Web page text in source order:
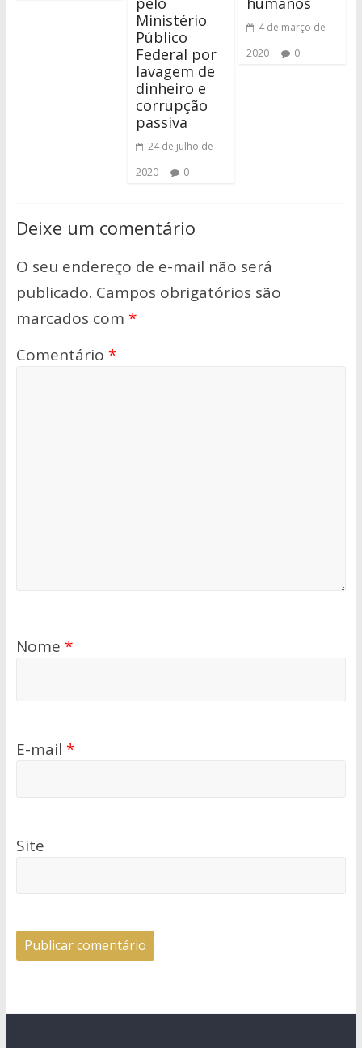
Ministério
Público
Federal por
lavagem de
dinheiro e
corrupção
passiva
24 de julho de
2020
0
4 de março de
2020
0
Deixe um comentário
O seu endereço de e-mail não será
publicado. Campos obrigatórios são
marcados com *
Comentário *
Nome *
E-mail *
Site